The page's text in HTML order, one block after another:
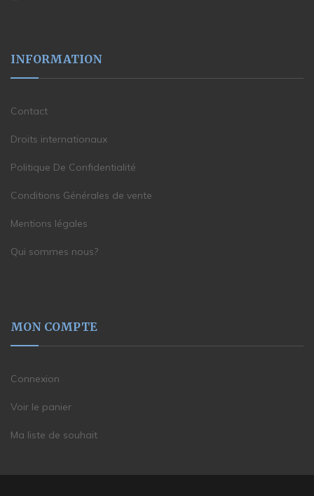
INFORMATION
Contact
Droits internationaux
Politique De Confidentialité
Conditions Générales de vente
Mentions légales
Qui sommes nous?
MON COMPTE
Connexion
Voir le panier
Ma liste de souhait